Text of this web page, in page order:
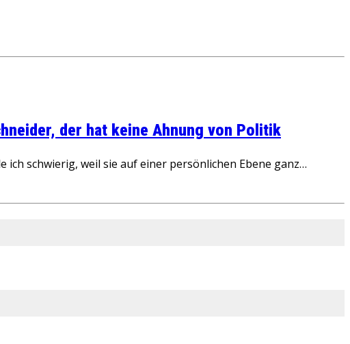
der hat keine Ahnung von Politik
ich schwierig, weil sie auf einer persönlichen Ebene ganz…